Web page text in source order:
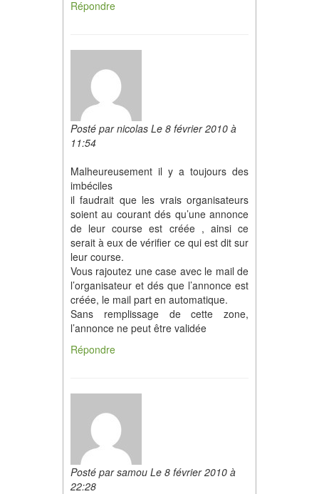
Répondre
Posté par nicolas Le 8 février 2010 à
11:54
Malheureusement il y a toujours des
imbéciles
il faudrait que les vrais organisateurs
soient au courant dés qu’une annonce
de leur course est créée , ainsi ce
serait à eux de vérifier ce qui est dit sur
leur course.
Vous rajoutez une case avec le mail de
l’organisateur et dés que l’annonce est
créée, le mail part en automatique.
Sans remplissage de cette zone,
l’annonce ne peut être validée
Répondre
Posté par samou Le 8 février 2010 à
22:28